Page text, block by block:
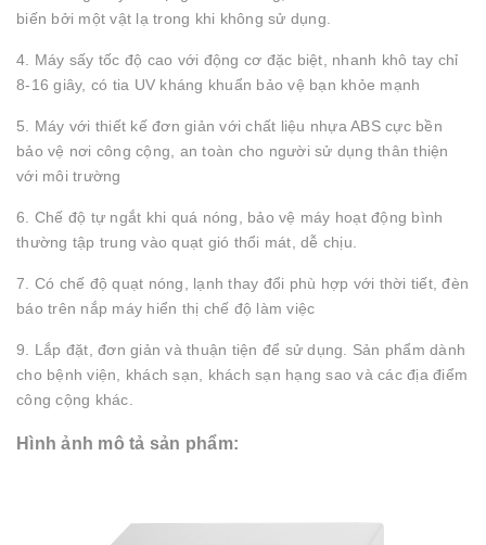
biến bởi một vật lạ trong khi không sử dụng.
4. Máy sấy tốc độ cao với động cơ đặc biệt, nhanh khô tay chỉ
8-16 giây, có tia UV kháng khuẩn bảo vệ bạn khỏe mạnh
5. Máy với thiết kế đơn giản với chất liệu nhựa ABS cực bền
bảo vệ nơi công cộng, an toàn cho người sử dụng thân thiện
với môi trường
6. Chế độ tự ngắt khi quá nóng, bảo vệ máy hoạt động bình
thường tập trung vào quạt gió thổi mát, dễ chịu.
7. Có chế độ quạt nóng, lạnh thay đổi phù hợp với thời tiết, đèn
báo trên nắp máy hiển thị chế độ làm việc
9. Lắp đặt, đơn giản và thuận tiện để sử dụng. Sản phẩm dành
cho bệnh viện, khách sạn, khách sạn hạng sao và các địa điểm
công cộng khác.
Hình ảnh mô tả sản phẩm: